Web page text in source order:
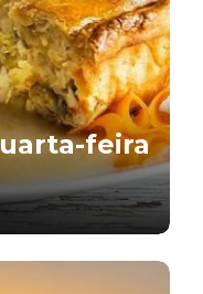
feira